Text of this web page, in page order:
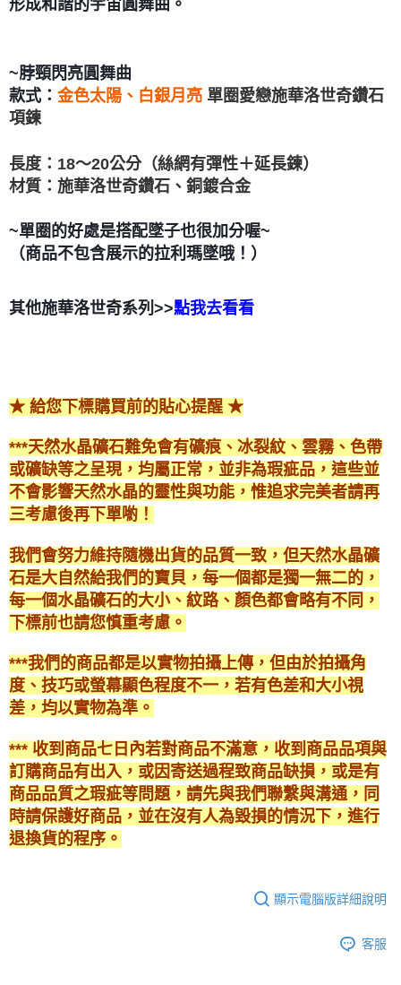
形成和諧的宇宙圓舞曲。
~脖頸閃亮圓舞曲
款式： 金色太陽、白銀月亮 單圈愛戀施華洛世奇鑽石
項鍊
長度：18～20公分（絲網有彈性＋延長鍊）
材質：施華洛世奇鑽石、銅鍍合金
~單圈的好處是搭配墜子也很加分喔~
（商品不包含展示的拉利瑪墜哦！）
其他施華洛世奇系列>>點我去看看
★ 給您下標購買前的貼心提醒 ★
***天然水晶礦石難免會有礦痕、冰裂紋、雲霧、色帶
或礦缺等之呈現，均屬正常，並非為瑕疵品，這些並
不會影響天然水晶的靈性與功能，惟追求完美者請再
三考慮後再下單喲！
我們會努力維持隨機出貨的品質一致，但天然水晶礦
石是大自然給我們的寶貝，每一個都是獨一無二的，
每一個水晶礦石的大小、紋路、顏色都會略有不同，
下標前也請您慎重考慮。
***我們的商品都是以實物拍攝上傳，但由於拍攝角
度、技巧或螢幕顯色程度不一，若有色差和大小視
差，均以實物為準。
*** 收到商品七日內若對商品不滿意，收到商品品項與
訂購商品有出入，或因寄送過程致商品缺損，或是有
商品品質之瑕疵等問題，請先與我們聯繫與溝通，同
時請保護好商品，並在沒有人為毀損的情況下，進行
退換貨的程序。
顯示電腦版詳細說明
客服